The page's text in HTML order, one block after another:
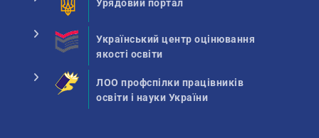
Урядовий портал
Український центр оцінювання
якості освіти
ЛОО профспілки працівників
освіти і науки України